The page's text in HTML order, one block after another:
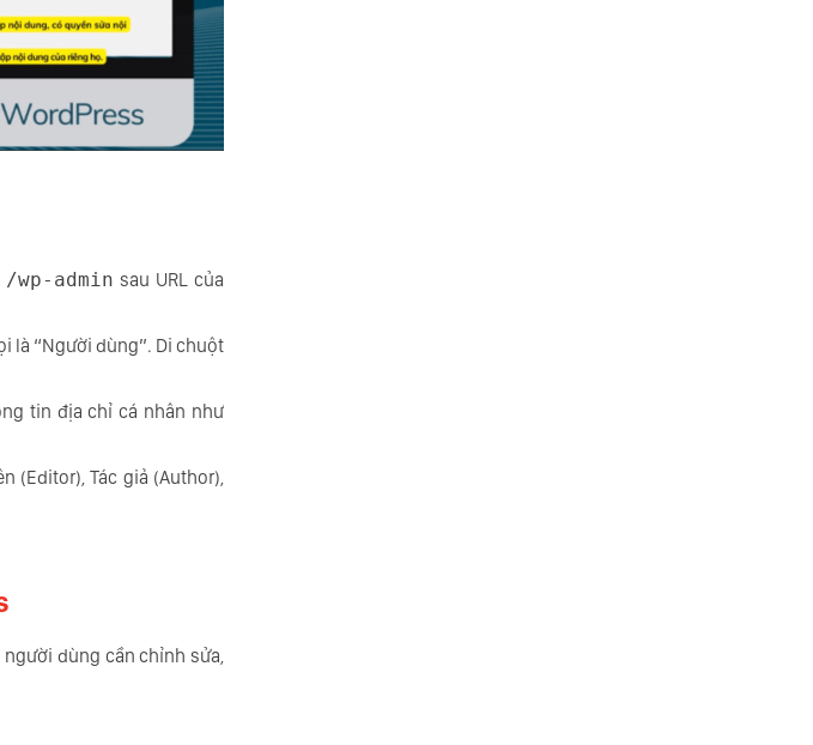
/wp-admin sau URL của
là “Người dùng”. Di chuột
tin địa chỉ cá nhân như
(Editor), Tác giả (Author),
dùng cần chỉnh sửa,